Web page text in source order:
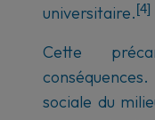
universitaire.[4]
Cette
sociale du